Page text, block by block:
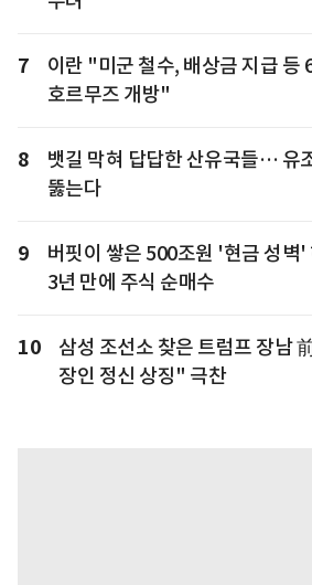
7
이란 "미군 철수, 배상금 지급 등
호르무즈 개방"
8
뱃길 막혀 답답한 산유국들… 유
뚫는다
9
버핏이 쌓은 500조원 '현금 성
3년 만에 주식 순매수
10
삼성 조선소 찾은 트럼프 장남
장인 정신 상징" 극찬